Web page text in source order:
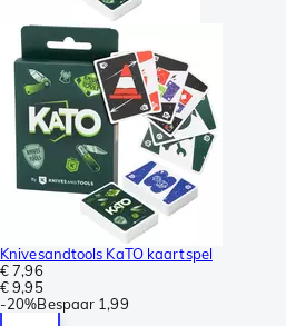
Knivesandtools KaTO kaartspel
€ 7,96
€ 9,95
-20%Bespaar 1,99